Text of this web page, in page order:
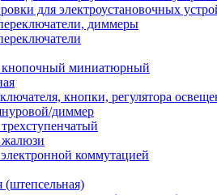
для электроустановочных
диммеры
кнопочный миниатюрный
кнопки, регулятора
диммер
жалюзи
коммутацией
(штепсельная)